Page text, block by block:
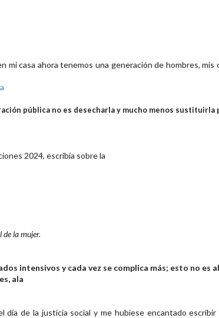
mi casa ahora tenemos una generación de hombres,
pública no es desecharla y mucho menos
2024, escribía sobre la
la mujer.
intensivos y cada vez se complica más; esto no es
ala
día de la justicia social y me hubiese encantado